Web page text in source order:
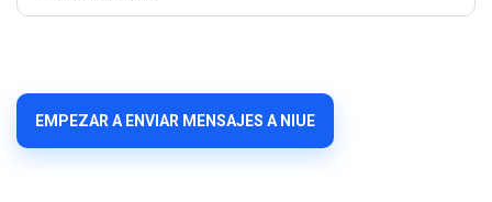
EMPEZAR A ENVIAR MENSAJES A NIUE